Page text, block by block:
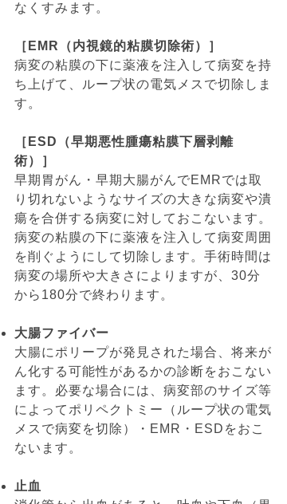
なくすみます。
［EMR（内視鏡的粘膜切除術）］
病変の粘膜の下に薬液を注入して病変を持
ち上げて、ループ状の電気メスで切除しま
す。
［ESD（早期悪性腫瘍粘膜下層剥離
術）］
早期胃がん・早期大腸がんでEMRでは取
り切れないようなサイズの大きな病変や潰
瘍を合併する病変に対しておこないます。
病変の粘膜の下に薬液を注入して病変周囲
を削ぐようにして切除します。手術時間は
病変の場所や大きさによりますが、30分
から180分で終わります。
大腸ファイバー
大腸にポリープが発見された場合、将来が
ん化する可能性があるかの診断をおこない
ます。必要な場合には、病変部のサイズ等
によってポリペクトミー（ループ状の電気
メスで病変を切除）・EMR・ESDをおこ
ないます。
止血